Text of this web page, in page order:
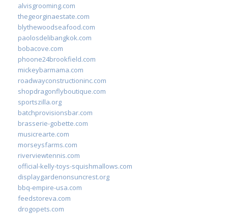
alvisgrooming.com
thegeorginaestate.com
blythewoodseafood.com
paolosdelibangkok.com
bobacove.com
phoone24brookfield.com
mickeybarmama.com
roadwayconstructioninc.com
shopdragonflyboutique.com
sportszilla.org
batchprovisionsbar.com
brasserie-gobette.com
musicrearte.com
morseysfarms.com
riverviewtennis.com
official-kelly-toys-squishmallows.com
displaygardenonsuncrest.org
bbq-empire-usa.com
feedstoreva.com
drogopets.com